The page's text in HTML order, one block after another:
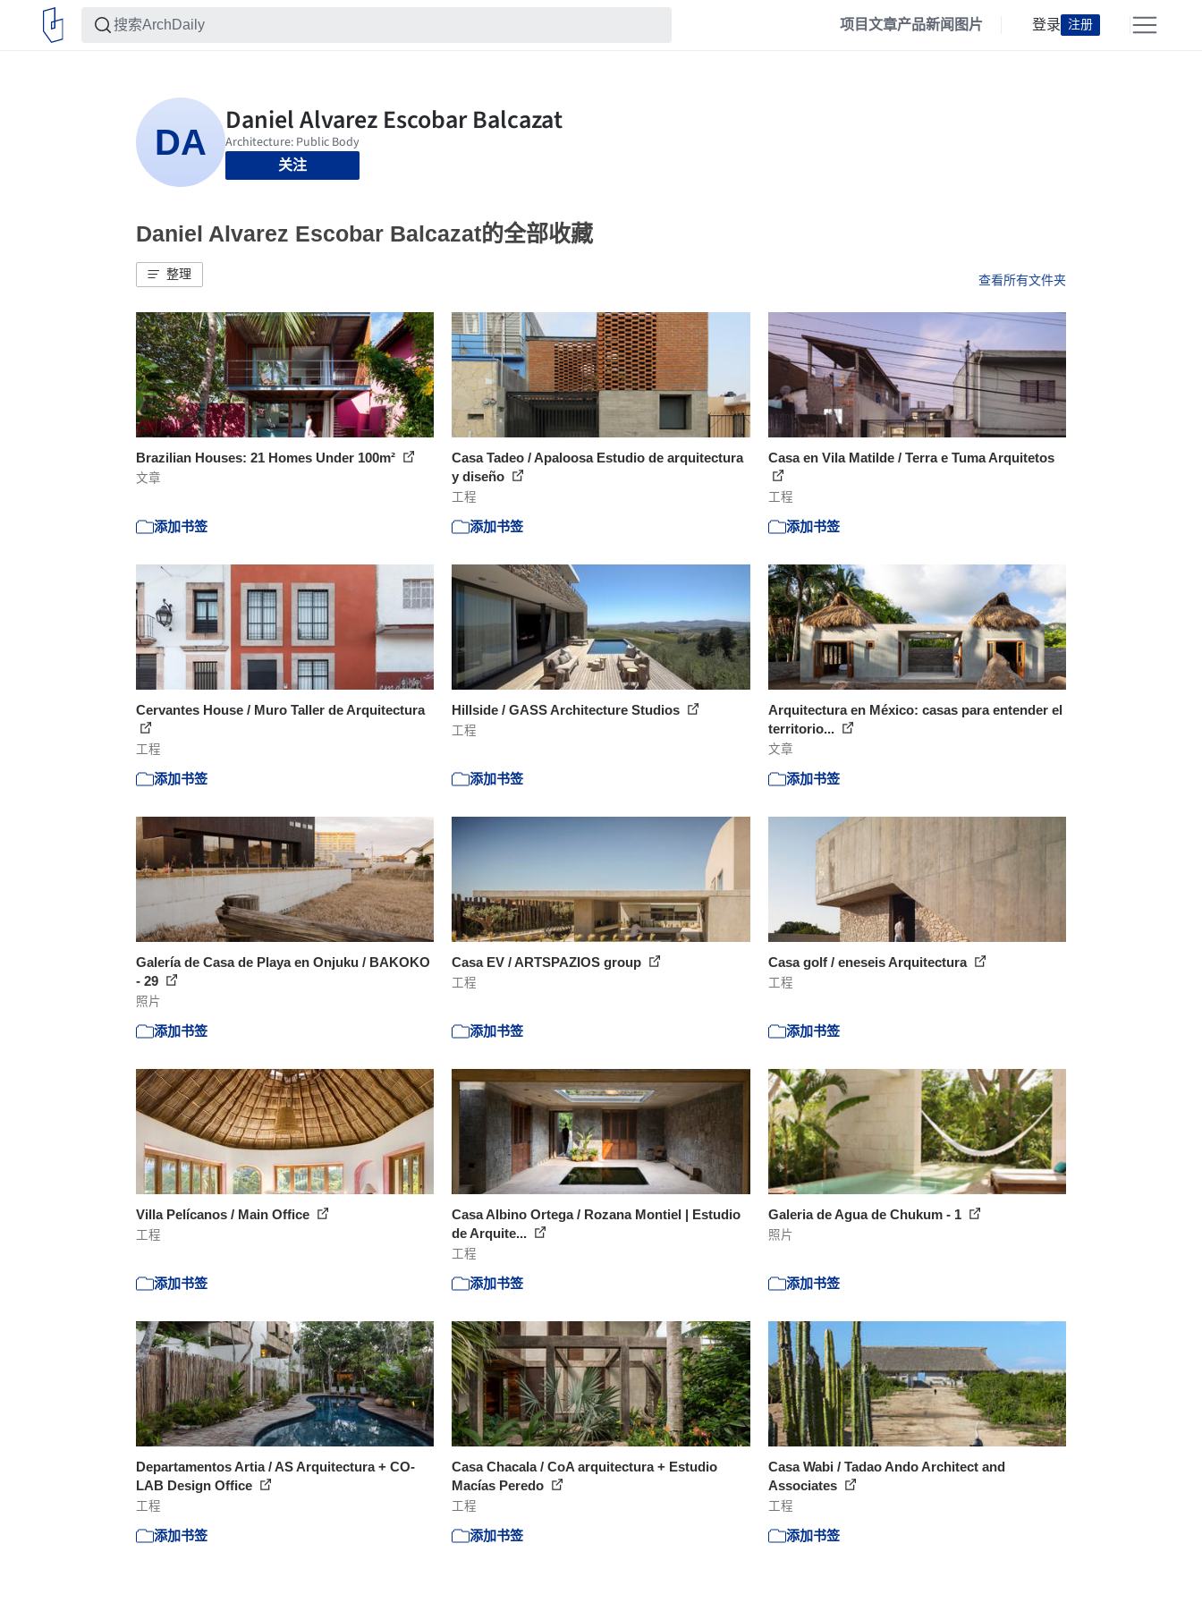
项目文章产品新闻 图片 登录 注册
关注
Daniel Alvarez Escobar Balcazat的全部收藏
整理 查看所有文件夹
Brazilian Houses: 21 Homes Under 100m²
文章
添加书签
Casa Tadeo / Apaloosa Estudio de arquitectura
y diseño
工程
添加书签
Casa en Vila Matilde / Terra e Tuma Arquitetos
工程
添加书签
Cervantes House / Muro Taller de Arquitectura
工程
添加书签
Hillside / GASS Architecture Studios
工程
添加书签
Arquitectura en México: casas para entender el
territorio...
文章
添加书签
Galería de Casa de Playa en Onjuku / BAKOKO
- 29
照片
添加书签
Casa EV / ARTSPAZIOS group
工程
添加书签
Casa golf / eneseis Arquitectura
工程
添加书签
Villa Pelícanos / Main Office
工程
添加书签
Casa Albino Ortega / Rozana Montiel | Estudio
de Arquite...
工程
添加书签
Galeria de Agua de Chukum - 1
照片
添加书签
Departamentos Artia / AS Arquitectura + CO-
LAB Design Office
工程
添加书签
Casa Chacala / CoA arquitectura + Estudio
Macías Peredo
工程
添加书签
Casa Wabi / Tadao Ando Architect and
Associates
工程
添加书签